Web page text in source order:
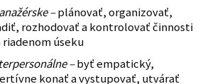
–plánovať, organizovať,
rozhodovať a kontrolovať činnosti
riadenom úseku
–byť empatický,
konať a vystupovať, utvárať